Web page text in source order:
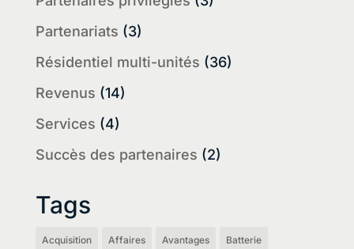
Partenariats (3)
Résidentiel multi-unités (36)
Revenus (14)
Services (4)
Succès des partenaires (2)
Tags
Acquisition Affaires Avantages Batterie